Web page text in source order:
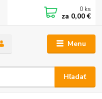
Menu
Hľadať
0 ks
za 0,00 €